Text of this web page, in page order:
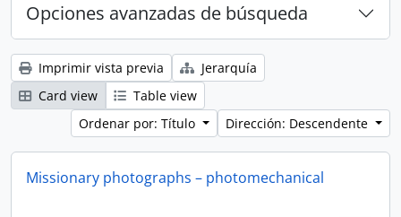
Opciones avanzadas de búsqueda
Imprimir vista previa
Jerarquía
Card view
Table view
Ordenar por: Título
Dirección: Descendente
Missionary photographs – photomechanical